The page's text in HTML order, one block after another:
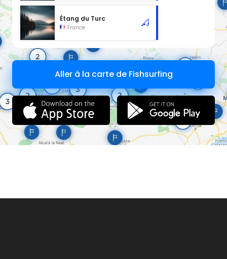
Étang du Turc
France
Aller à la carte de Fishsurfing